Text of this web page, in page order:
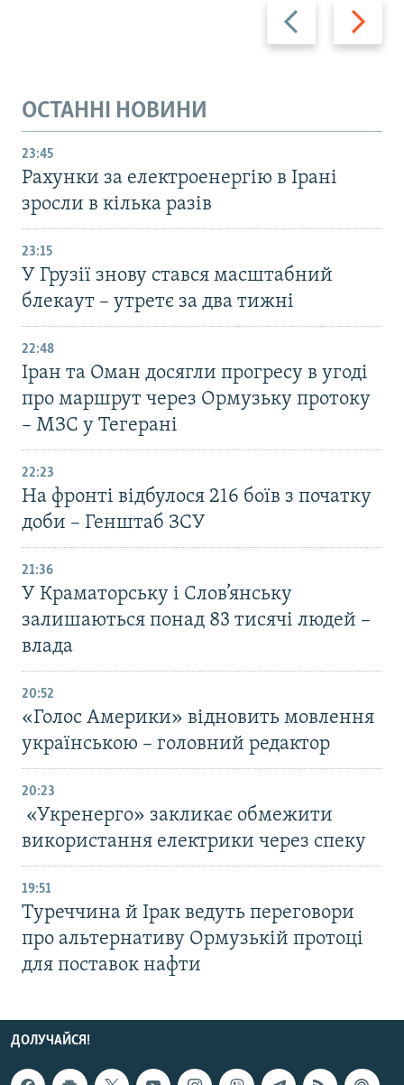
Назад Вперед
ОСТАННІ НОВИНИ
23:45
Рахунки за електроенергію в Ірані
зросли в кілька разів
23:15
У Грузії знову стався масштабний
блекаут – утретє за два тижні
22:48
Іран та Оман досягли прогресу в угоді
про маршрут через Ормузьку протоку
– МЗС у Тегерані
22:23
На фронті відбулося 216 боїв з початку
доби – Генштаб ЗСУ
21:36
У Краматорську і Слов’янську
залишаються понад 83 тисячі людей –
влада
20:52
«Голос Америки» відновить мовлення
українською – головний редактор
20:23
«Укренерго» закликає обмежити
використання електрики через спеку
19:51
Туреччина й Ірак ведуть переговори
про альтернативу Ормузькій протоці
для поставок нафти
ДОЛУЧАЙСЯ!